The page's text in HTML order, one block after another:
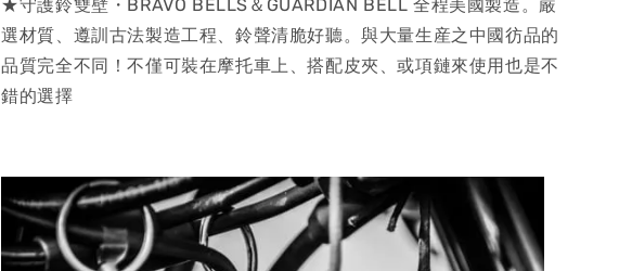
★守護鈴雙壁・BRAVO BELLS＆GUARDIAN BELL 全程美國製造。嚴
選材質、遵訓古法製造工程、鈴聲清脆好聽。與大量生産之中國彷品的
品質完全不同！不僅可裝在摩托車上、搭配皮夾、或項鏈來使用也是不
錯的選擇